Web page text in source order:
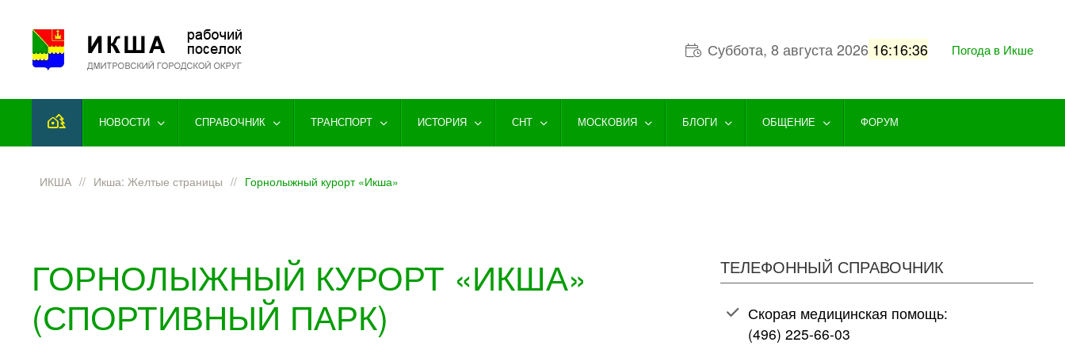
Перейти к содержимому Суббота, 8 августа 2026 16:16:37 Погода в Икше
НОВОСТИ СПРАВОЧНИК ТРАНСПОРТ ИСТОРИЯ СНТ МОСКОВИЯ БЛОГИ ОБЩЕНИЕ ФОРУМ
ИКША Икша: Желтые страницы Горнолыжный курорт «Икша»
ГОРНОЛЫЖНЫЙ КУРОРТ «ИКША»
(СПОРТИВНЫЙ ПАРК)
ТЕЛЕФОННЫЙ СПРАВОЧНИК
Скорая медицинская помощь:
(496) 225-66-03